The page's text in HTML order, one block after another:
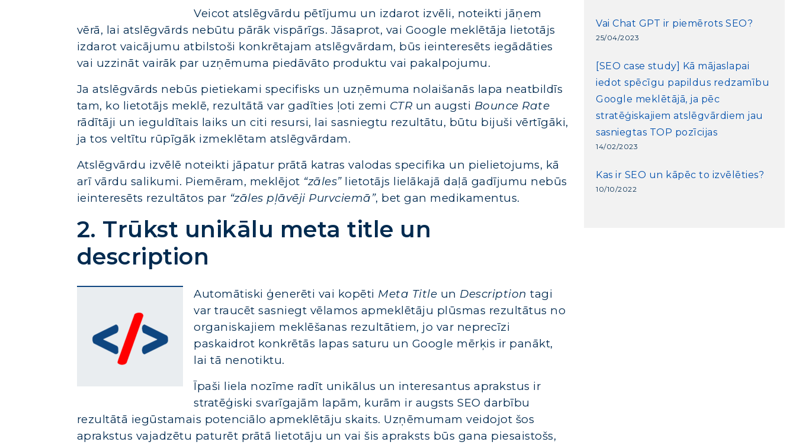
Veicot atslēgvārdu pētījumu un izdarot izvēli, noteikti jāņem
vērā, lai atslēgvārds nebūtu pārāk vispārīgs. Jāsaprot, vai Google meklētāja lietotājs
izdarot vaicājumu atbilstoši konkrētajam atslēgvārdam, būs ieinteresēts iegādāties
vai uzzināt vairāk par uzņēmuma piedāvāto produktu vai pakalpojumu.
Ja atslēgvārds nebūs pietiekami specifisks un uzņēmuma nolaišanās lapa neatbildīs
tam, ko lietotājs meklē, rezultātā var gadīties ļoti zemi CTR un augsti Bounce Rate
rādītāji un ieguldītais laiks un citi resursi, lai sasniegtu rezultātu, būtu bijuši vērtīgāki,
ja tos veltītu rūpīgāk izmeklētam atslēgvārdam.
Atslēgvārdu izvēlē noteikti jāpatur prātā katras valodas specifika un pielietojums, kā
arī vārdu salikumi. Piemēram, meklējot “zāles”lietotājs lielākajā daļā gadījumu nebūs
ieinteresēts rezultātos par “zāles pļāvēji Purvciemā”, bet gan medikamentus.
2. Trūkst unikālu meta title un
description
Automātiski ģenerēti vai kopēti Meta Title un Description tagi
var traucēt sasniegt vēlamos apmeklētāju plūsmas rezultātus no
organiskajiem meklēšanas rezultātiem, jo var neprecīzi
paskaidrot konkrētās lapas saturu un Google mērķis ir panākt,
lai tā nenotiktu.
Īpaši liela nozīme radīt unikālus un interesantus aprakstus ir
stratēģiski svarīgajām lapām, kurām ir augsts SEO darbību
rezultātā iegūstamais potenciālo apmeklētāju skaits. Uzņēmumam veidojot šos
aprakstus vajadzētu paturēt prātā lietotāju un vai šis apraksts būs gana piesaistošs,
Vai Chat GPT ir piemērots SEO?
25/04/2023
[SEO case study] Kā mājaslapai
iedot spēcīgu papildus redzamību
Google meklētājā, ja pēc
stratēģiskajiem atslēgvārdiem jau
sasniegtas TOP pozīcijas
14/02/2023
Kas ir SEO un kāpēc to izvēlēties?
10/10/2022